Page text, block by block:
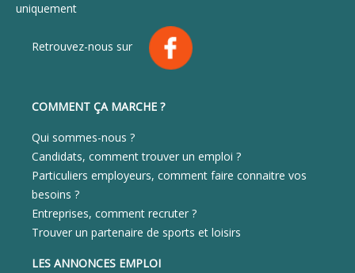
uniquement
Retrouvez-nous sur
COMMENT ÇA MARCHE ?
Qui sommes-nous ?
Candidats, comment trouver un emploi ?
Particuliers employeurs, comment faire connaitre vos
besoins ?
Entreprises, comment recruter ?
Trouver un partenaire de sports et loisirs
LES ANNONCES EMPLOI